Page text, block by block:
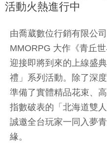
活動火熱進行中
由喬葳數位行銷有限公
MMORPG 大作《青丘
迎接即將到來的上線盛
禮」系列活動。除了深
準備了實體精品花束、
指數破表的「北海道雙
誠邀全台玩家一同入夢
緣。